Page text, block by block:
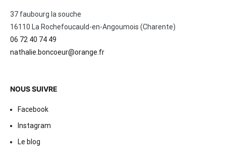
37 faubourg la souche
16110 La Rochefoucauld-en-Angoumois (Charente)
06 72 40 74 49
nathalie.boncoeur@orange.fr
NOUS SUIVRE
Facebook
Instagram
Le blog